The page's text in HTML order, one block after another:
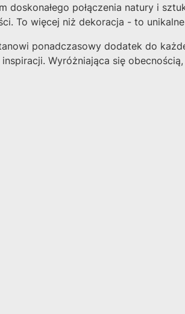
połączenia natury i
To więcej niż dekoracja - to
ponadczasowy dodatek do
Wyróżniająca się